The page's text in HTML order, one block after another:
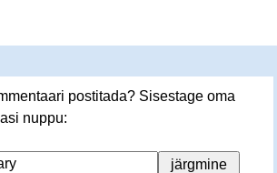
postitada? Sisestage oma
nuppu: